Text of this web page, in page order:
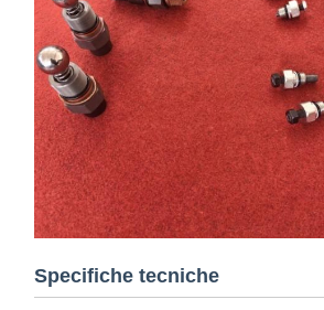
Specifiche tecniche